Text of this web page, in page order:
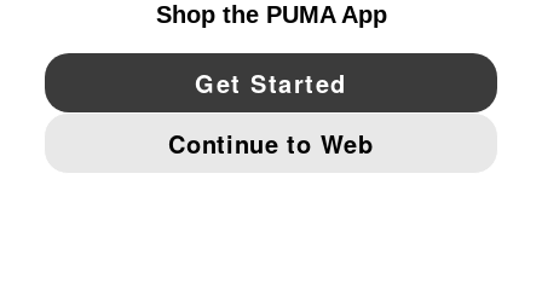
YouTube Twitter Pinterest
IMPRINT AND LEGAL DATA